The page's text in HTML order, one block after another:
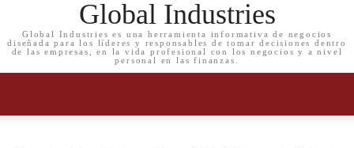
Global Industries
Global Industries es una herramienta informativa de negocios
diseñada para los líderes y responsables de tomar decisiones dentro
de las empresas, en la vida profesional con los negocios y a nivel
personal en las finanzas.